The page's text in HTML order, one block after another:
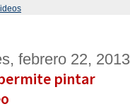
febrero 22, 2013
pintar